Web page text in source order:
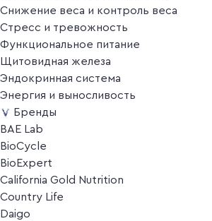
Снижение веса и контроль веса
Стресс и тревожность
Функциональное питание
Щитовидная железа
Эндокринная система
Энергия и выносливость
Бренды
BAE Lab
BioCycle
BioExpert
California Gold Nutrition
Country Life
Daigo